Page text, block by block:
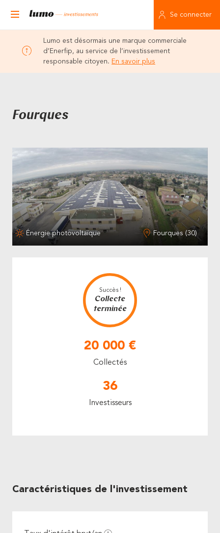
Se connecter
Lumo est désormais une marque commerciale
d’Enerfip, au service de l’investissement
responsable citoyen. En savoir plus
Fourques
Énergie photovoltaïque Fourques (30)
Succès !
Collecte
terminée
20 000 €
Collectés
36
Investisseurs
Caractéristiques de l'investissement